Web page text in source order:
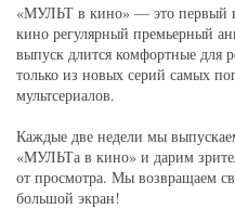
«МУЛЬТ в кино» — это первый
кино регулярный премьерный
выпуск длится комфортные для
только из новых серий самых
мультсериалов.
Каждые две недели мы
«МУЛЬТа в кино» и дарим
от просмотра. Мы возвращаем
большой экран!